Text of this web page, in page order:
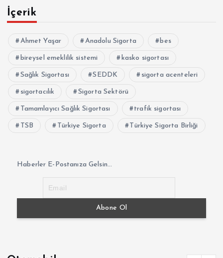
İçerik
Ahmet Yaşar Anadolu Sigorta bes
bireysel emeklilik sistemi kasko sigortası
Sağlık Sigortası SEDDK sigorta acenteleri
sigortacılık Sigorta Sektörü
Tamamlayıcı Sağlık Sigortası trafik sigortası
TSB Türkiye Sigorta Türkiye Sigorta Birliği
Haberler E-Postanıza Gelsin...